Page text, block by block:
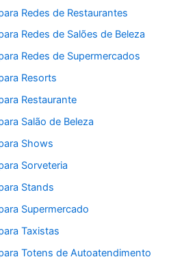
Redes de Restaurantes
Redes de Salões de Beleza
Redes de Supermercados
Resorts
Restaurante
Salão de Beleza
Shows
Sorveteria
Stands
Supermercado
Taxistas
Totens de Autoatendimento